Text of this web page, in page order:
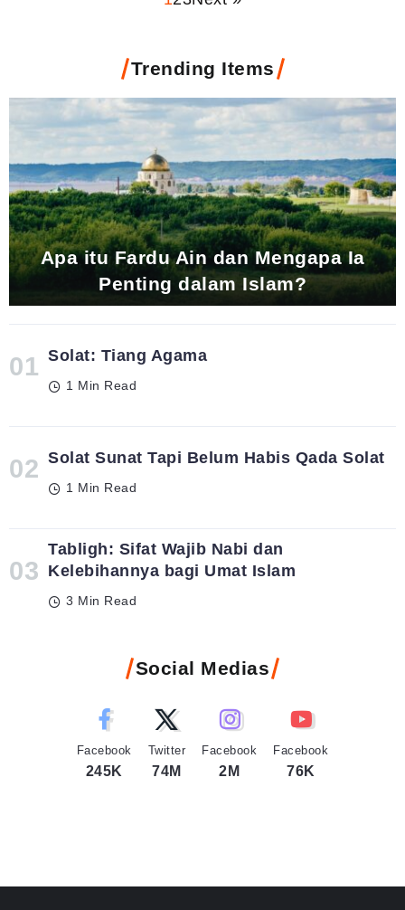
Trending Items
Apa itu Fardu Ain dan Mengapa Ia
Penting dalam Islam?
Solat: Tiang Agama
1 Min Read
Solat Sunat Tapi Belum Habis Qada Solat
1 Min Read
Tabligh: Sifat Wajib Nabi dan
Kelebihannya bagi Umat Islam
3 Min Read
Social Medias
Facebook
245K
Twitter
74M
Facebook
2M
Facebook
76K